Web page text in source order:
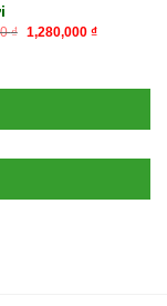
₫ Giá
1,280,000 ₫Giá